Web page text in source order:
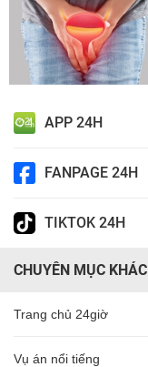
APP 24H
FANPAGE 24H
TIKTOK 24H
CHUYÊN MỤC KHÁC
Trang chủ 24giờ
Vụ án nổi tiếng